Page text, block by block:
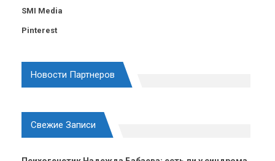
SMI Media
Pinterest
Новости Партнеров
Свежие Записи